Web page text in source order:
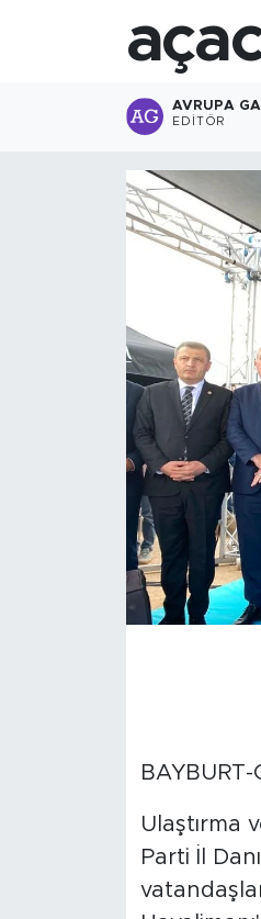
AVRUPA
EDITÖR
BAYBURT-
Ulaştırma
Parti İl